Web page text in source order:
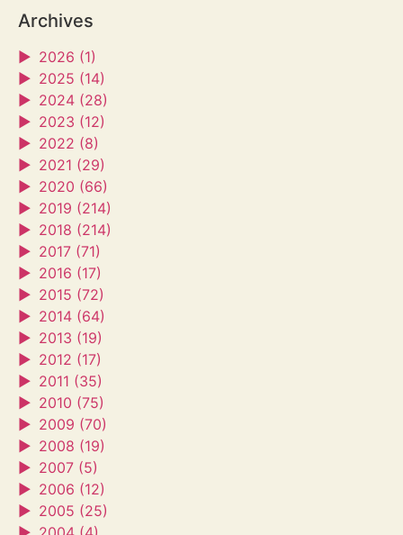
Archives
► 2026 (1)
► 2025 (14)
► 2024 (28)
► 2023 (12)
► 2022 (8)
► 2021 (29)
► 2020 (66)
► 2019 (214)
► 2018 (214)
► 2017 (71)
► 2016 (17)
► 2015 (72)
► 2014 (64)
► 2013 (19)
► 2012 (17)
► 2011 (35)
► 2010 (75)
► 2009 (70)
► 2008 (19)
► 2007 (5)
► 2006 (12)
► 2005 (25)